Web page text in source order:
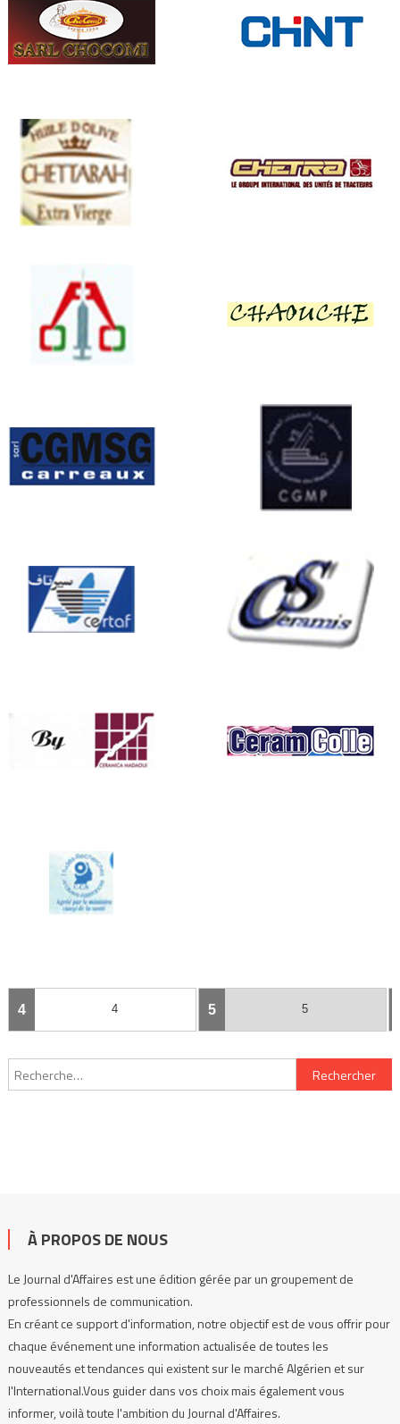
4 4 5 5
Rechercher :
À PROPOS DE NOUS
Le Journal d'Affaires est une édition gérée par un groupement de
professionnels de communication.
En créant ce support d'information, notre objectif est de vous offrir pour
chaque événement une information actualisée de toutes les
nouveautés et tendances qui existent sur le marché Algérien et sur
l'International.Vous guider dans vos choix mais également vous
informer, voilà toute l'ambition du Journal d'Affaires.